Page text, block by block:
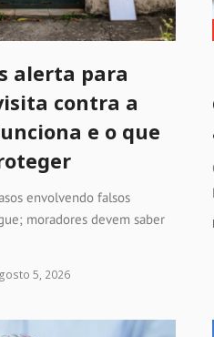
alerta para
contra a
e o que
envolvendo falsos
moradores devem saber
5, 2026